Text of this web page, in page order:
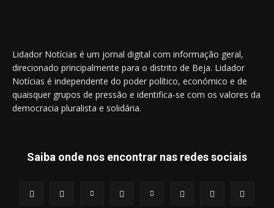
Lidador Notícias é um jornal digital com informação geral,
direcionado principalmente para o distrito de Beja. Lidador
Notícias é independente do poder político, económico e de
quaisquer grupos de pressão e identifica-se com os valores da
democracia pluralista e solidária.
Saiba onde nos encontrar nas redes sociais